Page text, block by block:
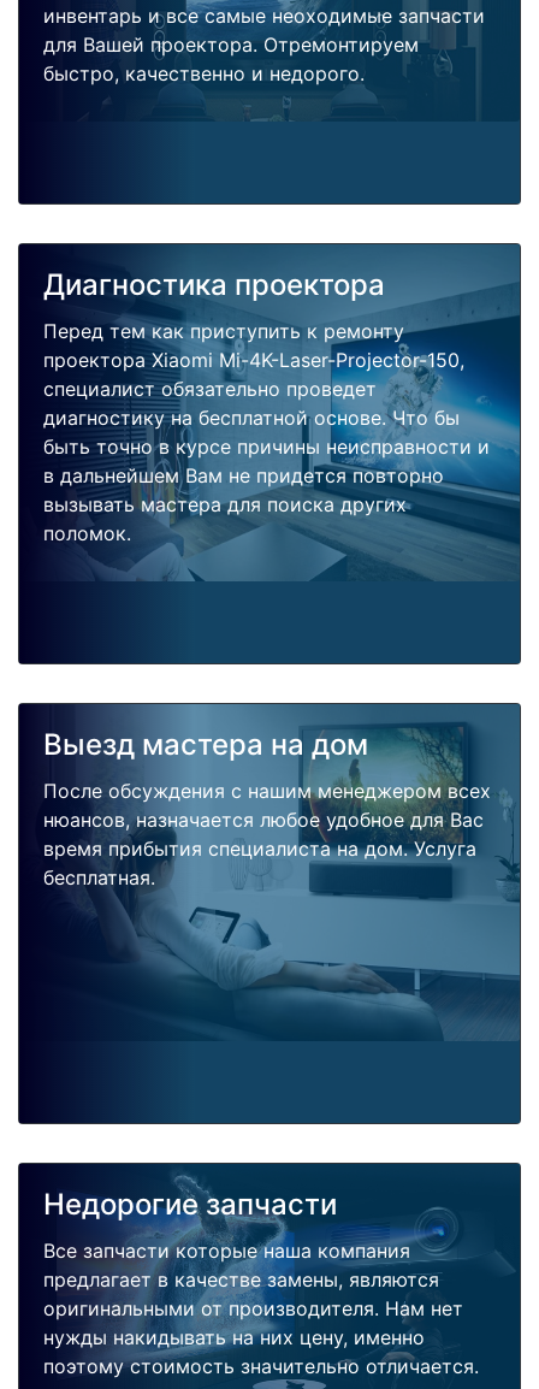
инвентарь и все самые неоходимые запчасти
для Вашей проектора. Отремонтируем
быстро, качественно и недорого.
Диагностика проектора
Перед тем как приступить к ремонту
проектора Xiaomi Mi-4K-Laser-Projector-150,
специалист обязательно проведет
диагностику на бесплатной основе. Что бы
быть точно в курсе причины неисправности и
в дальнейшем Вам не придется повторно
вызывать мастера для поиска других
поломок.
Выезд мастера на дом
После обсуждения с нашим менеджером всех
нюансов, назначается любое удобное для Вас
время прибытия специалиста на дом. Услуга
бесплатная.
Недорогие запчасти
Все запчасти которые наша компания
предлагает в качестве замены, являются
оригинальными от производителя. Нам нет
нужды накидывать на них цену, именно
поэтому стоимость значительно отличается.